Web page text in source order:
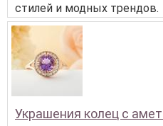
стилей и модных трендов.
Украшения колец с